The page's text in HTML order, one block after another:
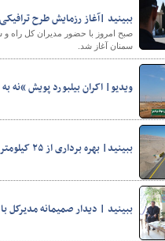
ببینید |آغاز رزمایش طرح ترافیکی نوروز ۱۴۰۴ در
سمنان آغاز شد.
ویدیو| اکران بیلبورد پویش “نه
ببینید| بهره برداری از ۲۵ کیلومتر بزرگراه در محور زاهدان- بیرجند (۲)
ببینید | دیدار صمیمانه مدیرکل